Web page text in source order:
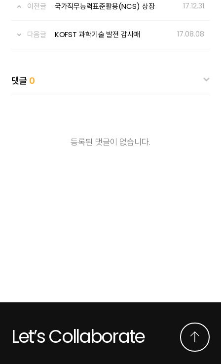
이전글 국가직무능력표준활용(NCS) 상장 17.12.31
다음글 KOFST 과학기술 발전 감사패 17.08.08
댓글 0
등록된 댓글이 없습니다.
Let’s Collaborate